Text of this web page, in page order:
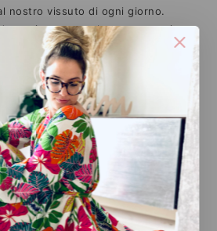
nostro vissuto di ogni giorno.
giorno sotto le nostre mani
, anche non cosi facili e
Anzi, quando parliamo di
che il materiale utilizzato è
possa trovare…ed è proprio
un prodotto realizzato
industriale: laQUALIT
dettaglio secondo i nostri studi e le
garantirvi un prodotto che va oltre